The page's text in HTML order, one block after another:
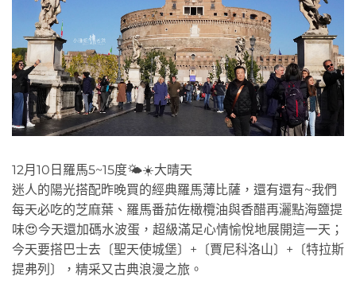
12月10日羅馬5~15度🌤️☀️大晴天
迷人的陽光搭配昨晚買的經典羅馬薄比薩，還有還有~我們
每天必吃的芝麻葉、羅馬番茄佐橄欖油與香醋再灑點海鹽提
味😍今天還加碼水波蛋，超級滿足心情愉悅地展開這一天；
今天要搭巴士去〔聖天使城堡〕+〔賈尼科洛山〕+〔特拉斯
提弗列〕，精采又古典浪漫之旅。